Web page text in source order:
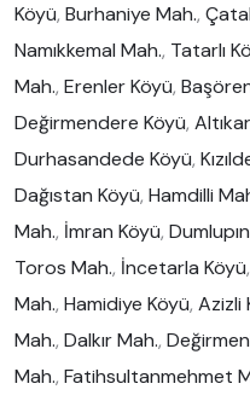
Köyü, Burhaniye Mah.,
Namıkkemal Mah., Tatarlı
Mah., Erenler Köyü,
Değirmendere Köyü,
Durhasandede Köyü,
Dağıstan Köyü, Hamdilli
Mah., İmran Köyü,
Toros Mah., İncetarla Köyü,
Mah., Hamidiye Köyü, Azizli
Mah., Dalkır Mah.,
Mah., Fatihsultanmehmet